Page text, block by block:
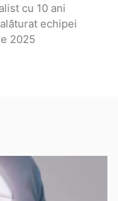
cu 10 ani
echipei
2025